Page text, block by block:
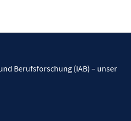
Berufsforschung (IAB) – unser